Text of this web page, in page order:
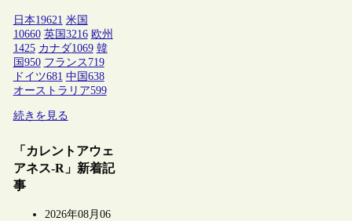
日本19621 米国
10660 英国 3216 欧州
1425 カナダ1069 韓
国 950 フランス 719
ドイツ681 中国 638
オーストラリア599
続きを見る
「カレントアウェ
アネス-R」新着記
事
2026年08月06